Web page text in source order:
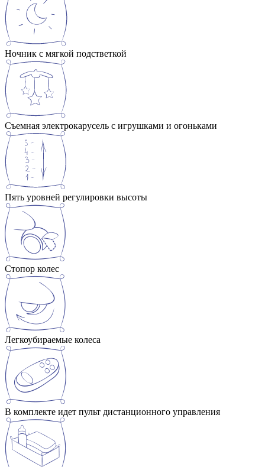
Ночник с мягкой подстветкой
Съемная электрокарусель с игрушками и огоньками
Пять уровней регулировки высоты
Стопор колес
Легкоубираемые колеса
В комплекте идет пульт дистанционного управления